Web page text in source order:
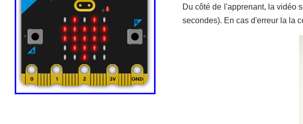
Du côté de l'apprenant, la vidéo
secondes). En cas d'erreur la la